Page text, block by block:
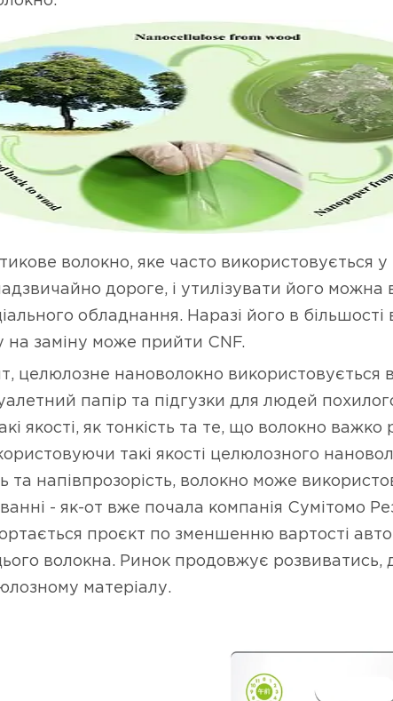
волокно, яке часто використовується у
дороге, і утилізувати його можна
обладнання. Наразі його в більшості
на заміну може прийти CNF.
целюлозне нановолокно використовується в
папір та підгузки для людей
якості, як тонкість та те, що волокно важко
такі якості целюлозного
та напівпрозорість, волокно може
- як-от вже почала компанія Сумітомо
проєкт по зменшенню вартості
волокна. Ринок продовжує розвиватись,
матеріалу.